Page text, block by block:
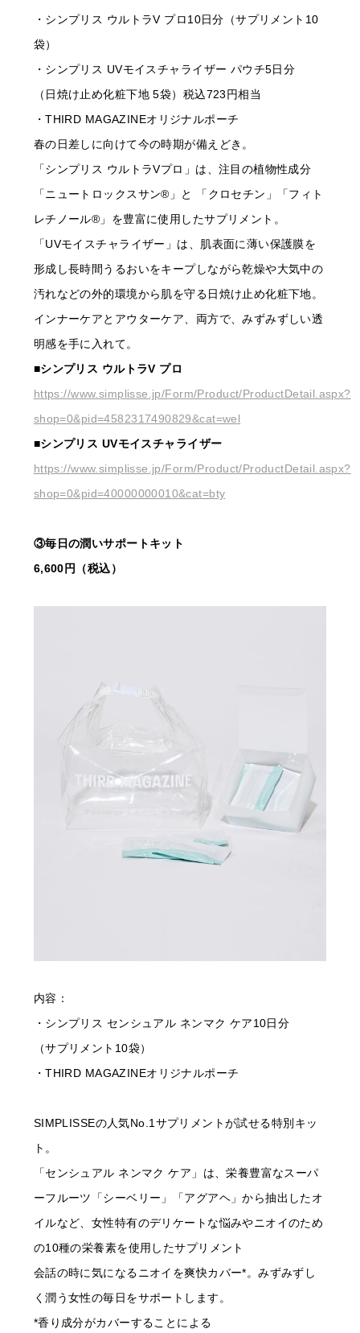
・シンプリス ウルトラV プロ10日分（サプリメント10
袋）
・シンプリス UVモイスチャライザー パウチ5日分
（日焼け止め化粧下地 5袋）税込723円相当
・THIRD MAGAZINEオリジナルポーチ
春の日差しに向けて今の時期が備えどき。
「シンプリス ウルトラVプロ」は、注目の植物性成分
「ニュートロックスサン®」と 「クロセチン」「フィト
レチノール®」を豊富に使用したサプリメント。
「UVモイスチャライザー」は、肌表面に薄い保護膜を
形成し長時間うるおいをキープしながら乾燥や大気中の
汚れなどの外的環境から肌を守る日焼け止め化粧下地。
インナーケアとアウターケア、両方で、みずみずしい透
明感を手に入れて。
■シンプリス ウルトラV プロ
https://www.simplisse.jp/Form/Product/ProductDetail.aspx?
shop=0&pid=4582317490829&cat=wel
■シンプリス UVモイスチャライザー
https://www.simplisse.jp/Form/Product/ProductDetail.aspx?
shop=0&pid=40000000010&cat=bty
③毎日の潤いサポートキット
6,600円（税込）
内容：
・シンプリス センシュアル ネンマク ケア10日分
（サプリメント10袋）
・THIRD MAGAZINEオリジナルポーチ
SIMPLISSEの人気No.1サプリメントが試せる特別キッ
ト。
「センシュアル ネンマク ケア」は、栄養豊富なスーパ
ーフルーツ「シーベリー」「アグアヘ」から抽出したオ
イルなど、女性特有のデリケートな悩みやニオイのため
の10種の栄養素を使用したサプリメント
会話の時に気になるニオイを爽快カバー*。みずみずし
く潤う女性の毎日をサポートします。
*香り成分がカバーすることによる